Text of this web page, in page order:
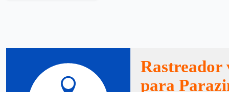
Rastreador
para